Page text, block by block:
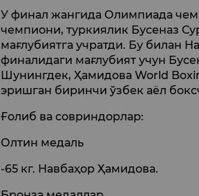
У финал жангида Олимпиада
чемпиони, туркиялик Бусеназ
мағлубиятга учратди. Бу билан
финалидаги мағлубият учун
Шунингдек, Ҳамидова World
эришган биринчи ўзбек аёл
Ғолиб ва совриндорлар:
Олтин медаль
-65 кг. Навбаҳор Ҳамидова.